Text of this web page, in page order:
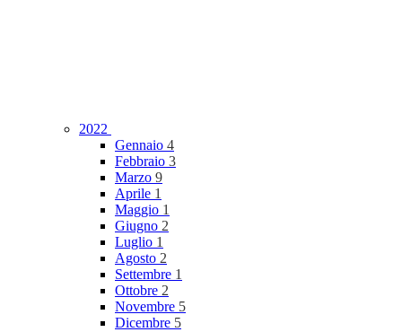
2022
Gennaio 4
Febbraio 3
Marzo 9
Aprile 1
Maggio 1
Giugno 2
Luglio 1
Agosto 2
Settembre 1
Ottobre 2
Novembre 5
Dicembre 5